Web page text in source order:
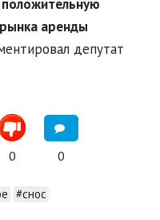
аренды
депутат
0 0
#снос